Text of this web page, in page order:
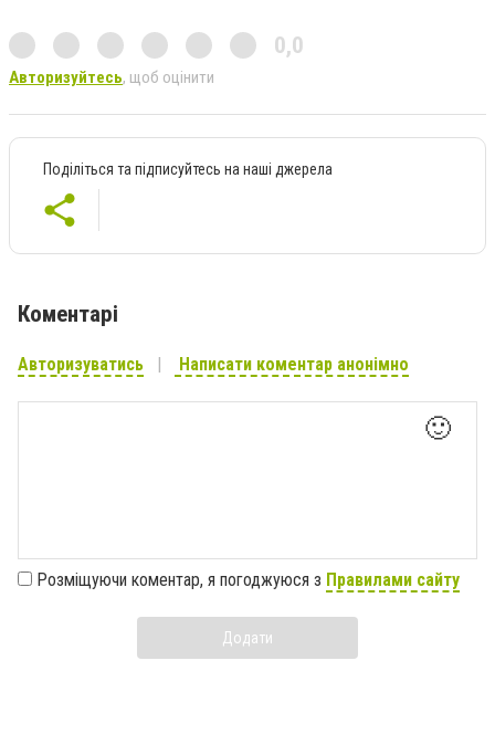
0,0
Авторизуйтесь, щоб оцінити
Поділіться та підписуйтесь на наші джерела
Коментарі
Авторизуватись Написати коментар анонімно
🙂
Розміщуючи коментар, я погоджуюся з Правилами сайту
Додати